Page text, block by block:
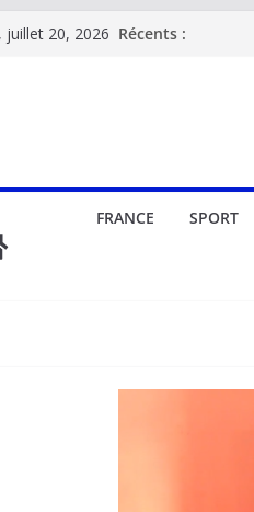
juillet 20, 2026 Récents :
FRANCE SPORT